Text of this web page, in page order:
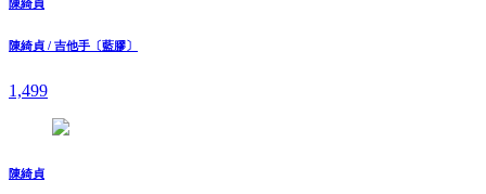
陳綺貞
陳綺貞 / 吉他手〔藍膠〕
1,499
陳綺貞